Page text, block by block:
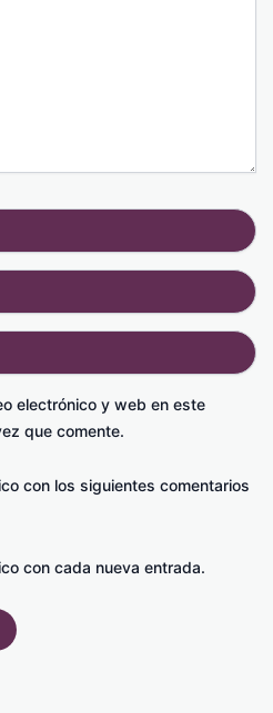
electrónico y web en este
que comente.
con los siguientes comentarios
con cada nueva entrada.